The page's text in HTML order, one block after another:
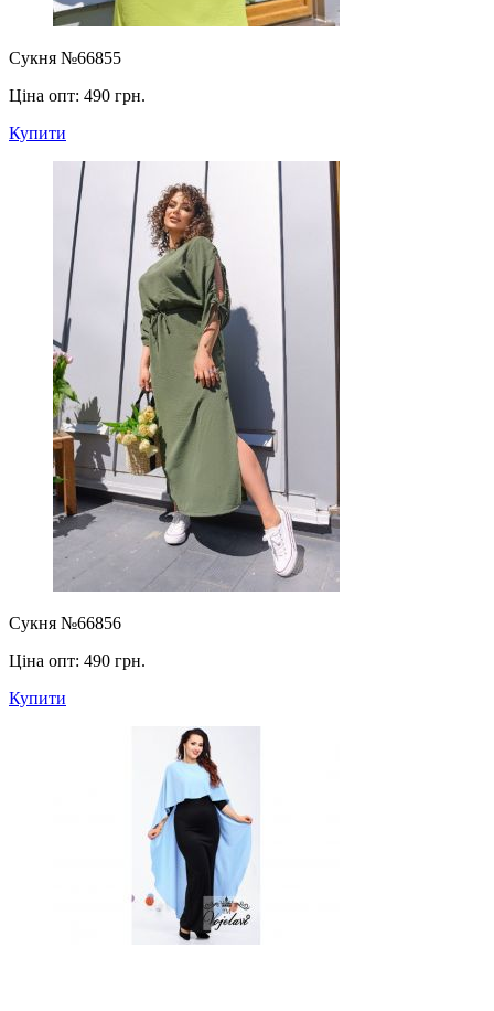
Сукня №66855
Ціна опт: 490 грн.
Купити
Сукня №66856
Ціна опт: 490 грн.
Купити